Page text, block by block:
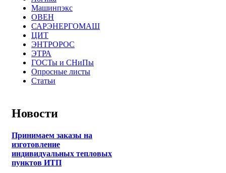
Машинпэкс
ОВЕН
САРЭНЕРГОМАШ
ЦИТ
ЭНТРОРОС
ЭТРА
ГОСТы и СНиПы
Опросные листы
Статьи
Новости
Принимаем заказы на
изготовление
индивидуальных тепловых
пунктов ИТП